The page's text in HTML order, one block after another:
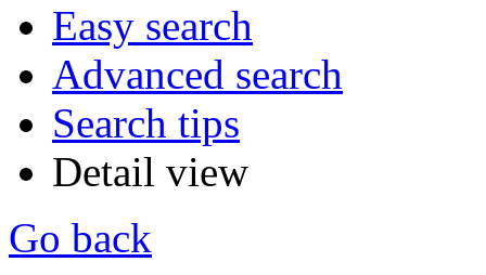
Easy search
Advanced search
Search tips
Detail view
Go back